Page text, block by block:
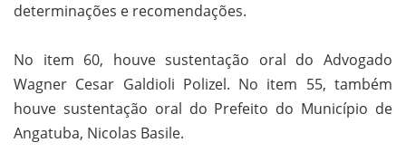
determinações e recomendações.
No item 60, houve sustentação oral do Advogado
Wagner Cesar Galdioli Polizel. No item 55, também
houve sustentação oral do Prefeito do Município de
Angatuba, Nicolas Basile.